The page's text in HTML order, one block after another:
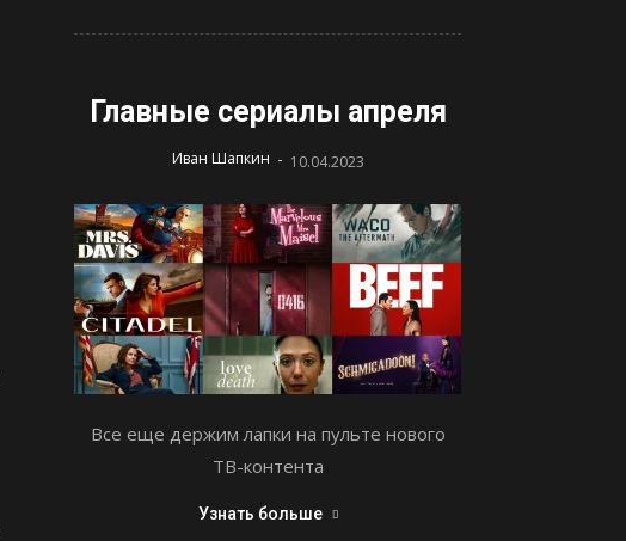
Главные сериалы апреля
Иван Шапкин - 10.04.2023
Все еще держим лапки на пульте нового
ТВ-контента
Узнать больше